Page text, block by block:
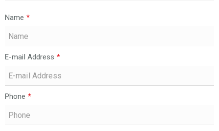
Name *
E-mail Address *
Phone *